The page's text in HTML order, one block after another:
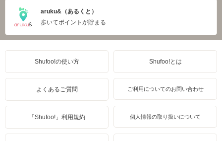
aruku&（あるくと）
歩いてポイントが貯まる
Shufoo!の使い方 Shufoo!とは
よくあるご質問 ご利用についてのお問い合わせ
「Shufoo!」利用規約 個人情報の取り扱いについて